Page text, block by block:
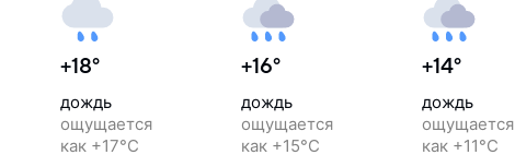
+18°
дождь
ощущается
как +17°C
+16°
дождь
ощущается
как +15°C
+14°
дождь
ощущается
как +11°C